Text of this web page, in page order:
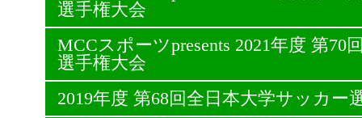
選手権大会
MCCスポーツpresents 2021年度 第70
選手権大会
2019年度 第68回全日本大学サッカー